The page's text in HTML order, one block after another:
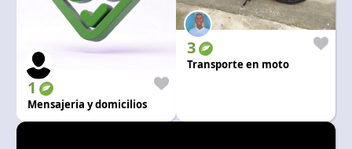
1
Mensajeria y domicilios
3
Transporte en moto